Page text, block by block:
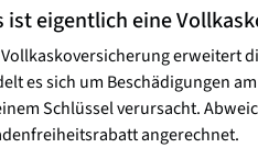
ist eigentlich eine
erweitert
es sich um Beschädigungen
Schlüssel verursacht.
angerechnet.